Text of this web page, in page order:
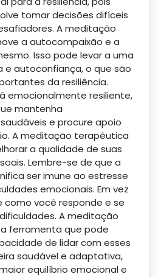
tomar decisões difíceis
A meditação
a autocompaixão e a
Isso pode levar a uma
e autoconfiança, o que são
da resiliência.
emocionalmente resiliente,
mantenha
e procure apoio
A meditação terapêutica
a qualidade de suas
Lembre-se de que a
ser imune ao estresse
emocionais. Em vez
você responde e se
A meditação
ferramenta que pode
de lidar com esses
saudável e adaptativa,
equilíbrio emocional e